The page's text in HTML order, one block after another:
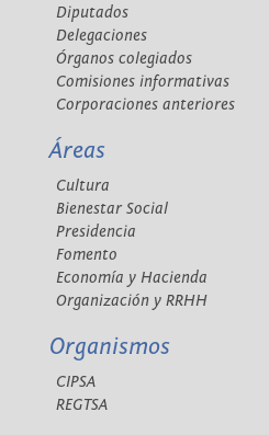
Diputados
Delegaciones
Órganos colegiados
Comisiones informativas
Corporaciones anteriores
Áreas
Cultura
Bienestar Social
Presidencia
Fomento
Economía y Hacienda
Organización y RRHH
Organismos
CIPSA
REGTSA